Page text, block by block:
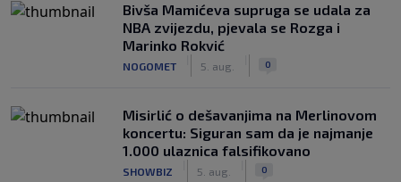
Bivša Mamićeva supruga se udala za
NBA zvijezdu, pjevala se Rozga i
Marinko Rokvić
NOGOMET 5. aug. 0
Misirlić o dešavanjima na Merlinovom
koncertu: Siguran sam da je najmanje
1.000 ulaznica falsifikovano
SHOWBIZ 5. aug. 0